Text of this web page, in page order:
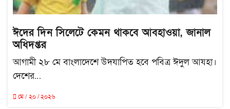
ঈদের দিন সিলেটে কেমন থাকবে আবহাওয়া, জানাল
অধিদপ্তর
আগামী ২৮ মে বাংলাদেশে উদযাপিত হবে পবিত্র ঈদুল আযহা।
দেশের...
মে / ২০ / ২০২৬